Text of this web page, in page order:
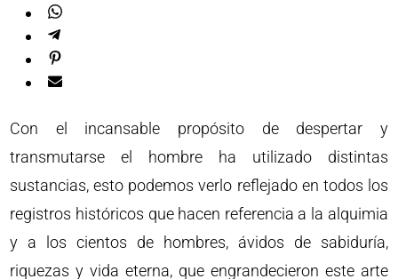
Con el incansable propósito de despertar y
transmutarse el hombre ha utilizado distintas
sustancias, esto podemos verlo reflejado en todos los
registros históricos que hacen referencia a la alquimia
y a los cientos de hombres, ávidos de sabiduría,
riquezas y vida eterna, que engrandecieron este arte